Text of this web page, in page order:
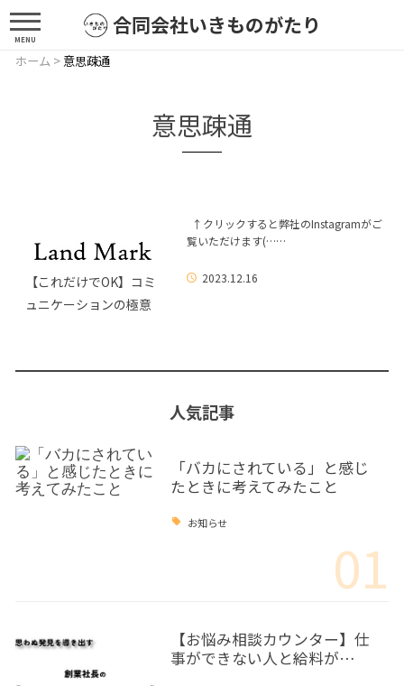
合同会社いきものがたり
MENU
ホーム > 意思疎通
意思疎通
【これだけでOK】コミ
ュニケーションの極意
↑クリックすると弊社のInstagramがご
覧いただけます(……
2023.12.16
人気記事
「バカにされている」と感じ
たときに考えてみたこと
お知らせ
01
【お悩み相談カウンター】仕
事ができない人と給料が…